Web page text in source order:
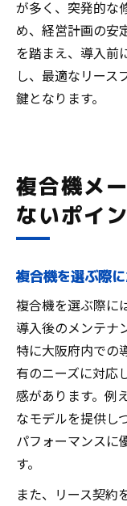
が多く、突発的な
め、経営計画の安
を踏まえ、導入前
し、最適なリース
鍵となります。
複合機メ
ないポイ
複合機を選ぶ際
複合機を選ぶ際に
導入後のメンテナ
特に大阪府内での
有のニーズに対応
感があります。例
なモデルを提供し
パフォーマンスに
す。
また、リース契約